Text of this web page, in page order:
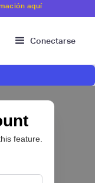
aquí
Conectarse
feature.
Grupo
% de sus